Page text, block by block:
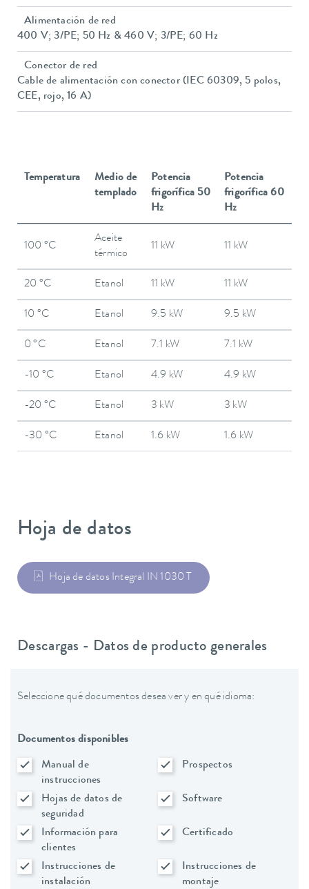
Alimentación de red
400 V; 3/PE; 50 Hz & 460 V; 3/PE; 60 Hz
Conector de red
Cable de alimentación con conector (IEC 60309, 5 polos,
CEE, rojo, 16 A)
Temperatura
Medio de
templado
Potencia
frigorífica 50
Hz
Potencia
frigorífica 60
Hz
100 °C
Aceite
térmico
11 kW 11 kW
20 °C Etanol 11 kW 11 kW
10 °C Etanol 9.5 kW 9.5 kW
0 °C Etanol 7.1 kW 7.1 kW
-10 °C Etanol 4.9 kW 4.9 kW
-20 °C Etanol 3 kW 3 kW
-30 °C Etanol 1.6 kW 1.6 kW
Hoja de datos
Hoja de datos Integral IN 1030 T
Descargas - Datos de producto generales
Seleccione qué documentos desea ver y en qué idioma:
Documentos disponibles
Manual de
instrucciones
Prospectos
Hojas de datos de
seguridad
Software
Información para
clientes
Certificado
Instrucciones de
instalación
Instrucciones de
montaje